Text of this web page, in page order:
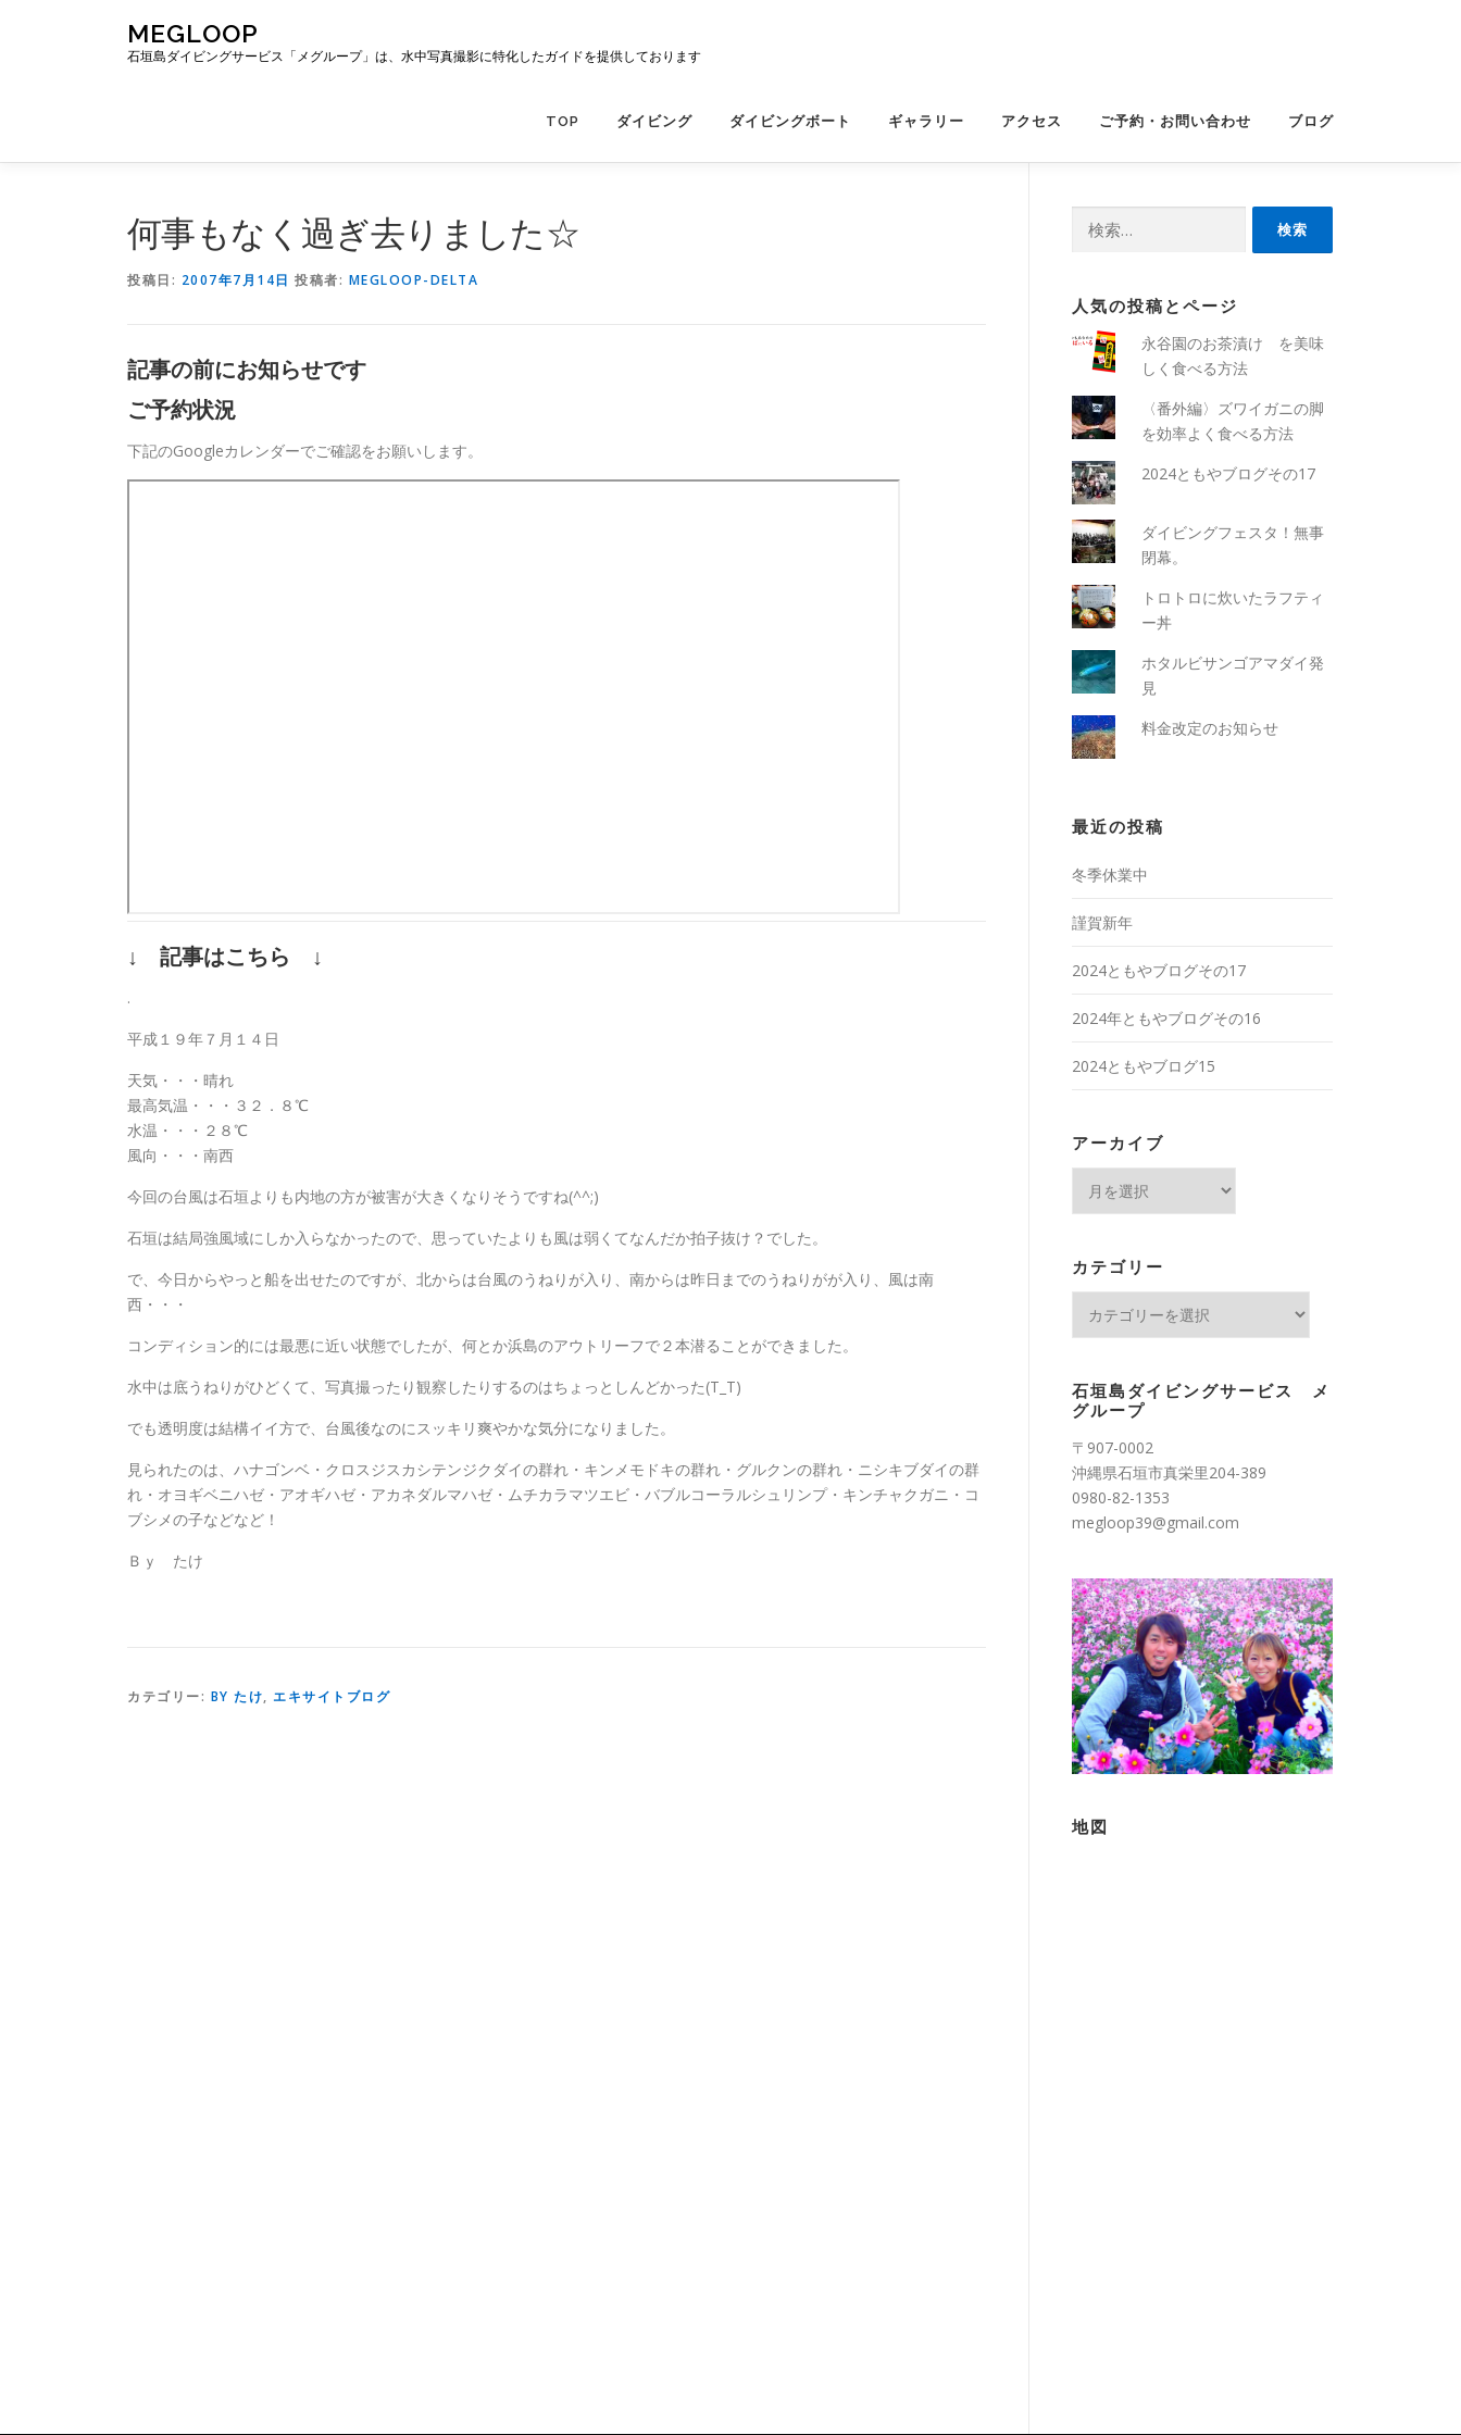
ス
MEGLOOP
石垣島ダイビングサービス「メグループ」は、水中写真撮影に特化したガイドを提供しております
TOP ダイビング ダイビングボート ギャラリー アクセス ご予約・お問い合わせ ブログ
何事もなく過ぎ去りました☆
投稿日: 2007年7月14日 投稿者: MEGLOOP-DELTA
記事の前にお知らせです
ご予約状況
下記のGoogleカレンダーでご確認をお願いします。
↓ 記事はこちら ↓
.
平成１９年７月１４日
天気・・・晴れ
最高気温・・・３２．８℃
水温・・・２８℃
風向・・・南西
今回の台風は石垣よりも内地の方が被害が大きくなりそうですね(^^;)
石垣は結局強風域にしか入らなかったので、思っていたよりも風は弱くてなんだか拍子抜け？でした。
で、今日からやっと船を出せたのですが、北からは台風のうねりが入り、南からは昨日までのうねりがが入り、風は南
西・・・
コンディション的には最悪に近い状態でしたが、何とか浜島のアウトリーフで２本潜ることができました。
水中は底うねりがひどくて、写真撮ったり観察したりするのはちょっとしんどかった(T_T)
でも透明度は結構イイ方で、台風後なのにスッキリ爽やかな気分になりました。
見られたのは、ハナゴンベ・クロスジスカシテンジクダイの群れ・キンメモドキの群れ・グルクンの群れ・ニシキブダイの群
れ・オヨギベニハゼ・アオギハゼ・アカネダルマハゼ・ムチカラマツエビ・バブルコーラルシュリンプ・キンチャクガニ・コ
ブシメの子などなど！
Ｂｙ たけ
カテゴリー: BY たけ, エキサイトブログ
人気の投稿とページ
永谷園のお茶漬け を美味
しく食べる方法
〈番外編〉ズワイガニの脚
を効率よく食べる方法
2024ともやブログその17
ダイビングフェスタ！無事
閉幕。
トロトロに炊いたラフティ
ー丼
ホタルビサンゴアマダイ発
見
料金改定のお知らせ
最近の投稿
冬季休業中
謹賀新年
2024ともやブログその17
2024年ともやブログその16
2024ともやブログ15
アーカイブ
ブ
カテゴリー
ー
石垣島ダイビングサービス メ
グループ
〒907-0002
沖縄県石垣市真栄里204-389
0980-82-1353
megloop39@gmail.com
地図